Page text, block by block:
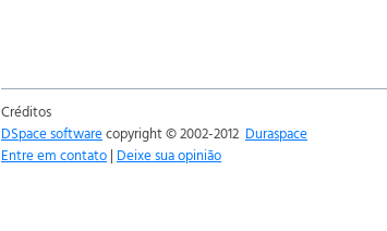
Créditos
DSpace softwarecopyright © 2002-2012 Duraspace
Entre em contato | Deixe sua opinião